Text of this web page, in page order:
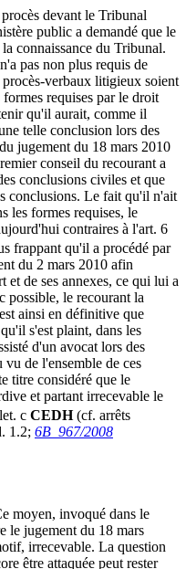
devant le Tribunal
public a demandé que le
connaissance du Tribunal.
pas non plus requis de
verbaux litigieux soient
requises par le droit
qu'il aurait, comme il
telle conclusion lors des
jugement du 18 mars 2010
conseil du recourant a
conclusions civiles et que
conclusions. Le fait qu'il n'ait
les formes requises, le
contraires à l'art. 6
frappant qu'il a procédé par
du 2 mars 2010 afin
et de ses annexes, ce qui lui a
possible, le recourant la
ainsi en définitive que
s'est plaint, dans les
d'un avocat lors des
de l'ensemble de ces
titre considéré que le
et partant irrecevable le
c CEDH(cf. arrêts
1.2; 6B_967/2008
moyen, invoqué dans le
le jugement du 18 mars
irrecevable. La question
être attaquée peut rester